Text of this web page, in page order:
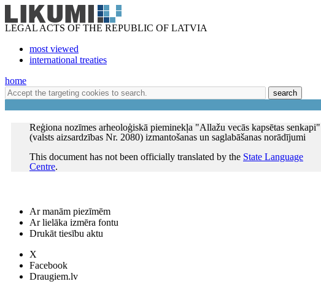
LEGAL ACTS OF THE REPUBLIC OF LATVIA
most viewed
international treaties
home
search
Reģiona nozīmes arheoloģiskā pieminekļa "Allažu vecās kapsētas senkapi"
(valsts aizsardzības Nr. 2080) izmantošanas un saglabāšanas norādījumi
This document has not been officially translated by the State Language
Centre.
Ar manām piezīmēm
Ar lielāka izmēra fontu
Drukāt tiesību aktu
X
Facebook
Draugiem.lv